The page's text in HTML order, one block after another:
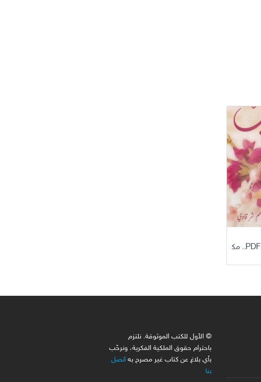
© الأول للكتب الموثوقة. نلتزم
باحترام حقوق الملكية الفكرية، ونرحّب
بأي بلاغ عن كتاب غير مصرح به اتصل
بنا